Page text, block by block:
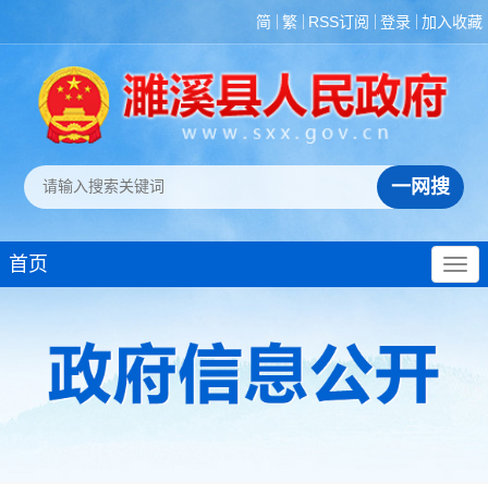
简 繁 RSS订阅 登录 加入收藏
首页